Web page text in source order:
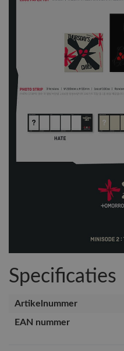
Specificaties
Artikelnummer
EAN nummer